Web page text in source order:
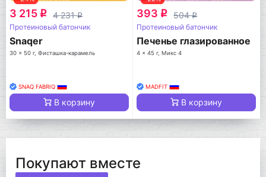
3 215 q 4 231q
Протеиновый батончик
Snaqer
30 x 50 г, Фисташка-карамель
SNAQ FABRIQ
В корзину
393 q 504q
Протеиновый батончик
Печенье глазированное
4 x 45 г, Микс 4
MADFIT
В корзину
Покупают вместе